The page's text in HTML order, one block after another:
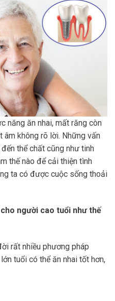
năng ăn nhai, mất răng còn
âm không rõ lời. Những vấn
thể chất cũng như tinh
thế nào để cải thiện tình
ta có được cuộc sống thoải
người cao tuổi như thế
rất nhiều phương pháp
tuổi có thể ăn nhai tốt hơn,